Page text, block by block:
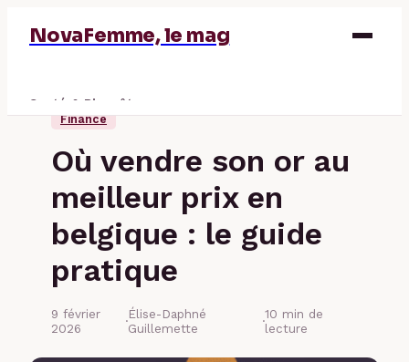
NovaFemme, le mag
Santé & Bien-être
Finance
Où vendre son or au
meilleur prix en
belgique : le guide
pratique
9 février
2026
·Élise-Daphné
Guillemette
·10 min de
lecture